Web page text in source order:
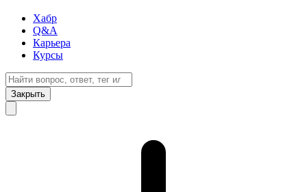
Хабр
Q&A
Карьера
Курсы
Закрыть